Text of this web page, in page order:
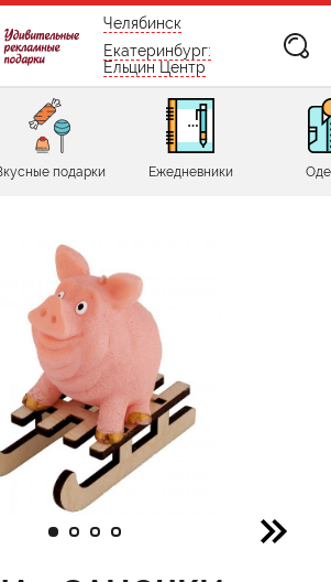
бесплатно по России
Челябинск
Екатеринбург:
Ельцин Центр
подарки Ежедневники